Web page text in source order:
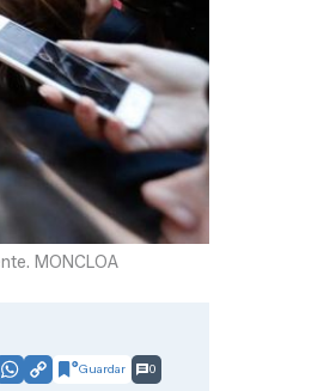
MONCLOA
WhatsApp
CopyGuardar 0